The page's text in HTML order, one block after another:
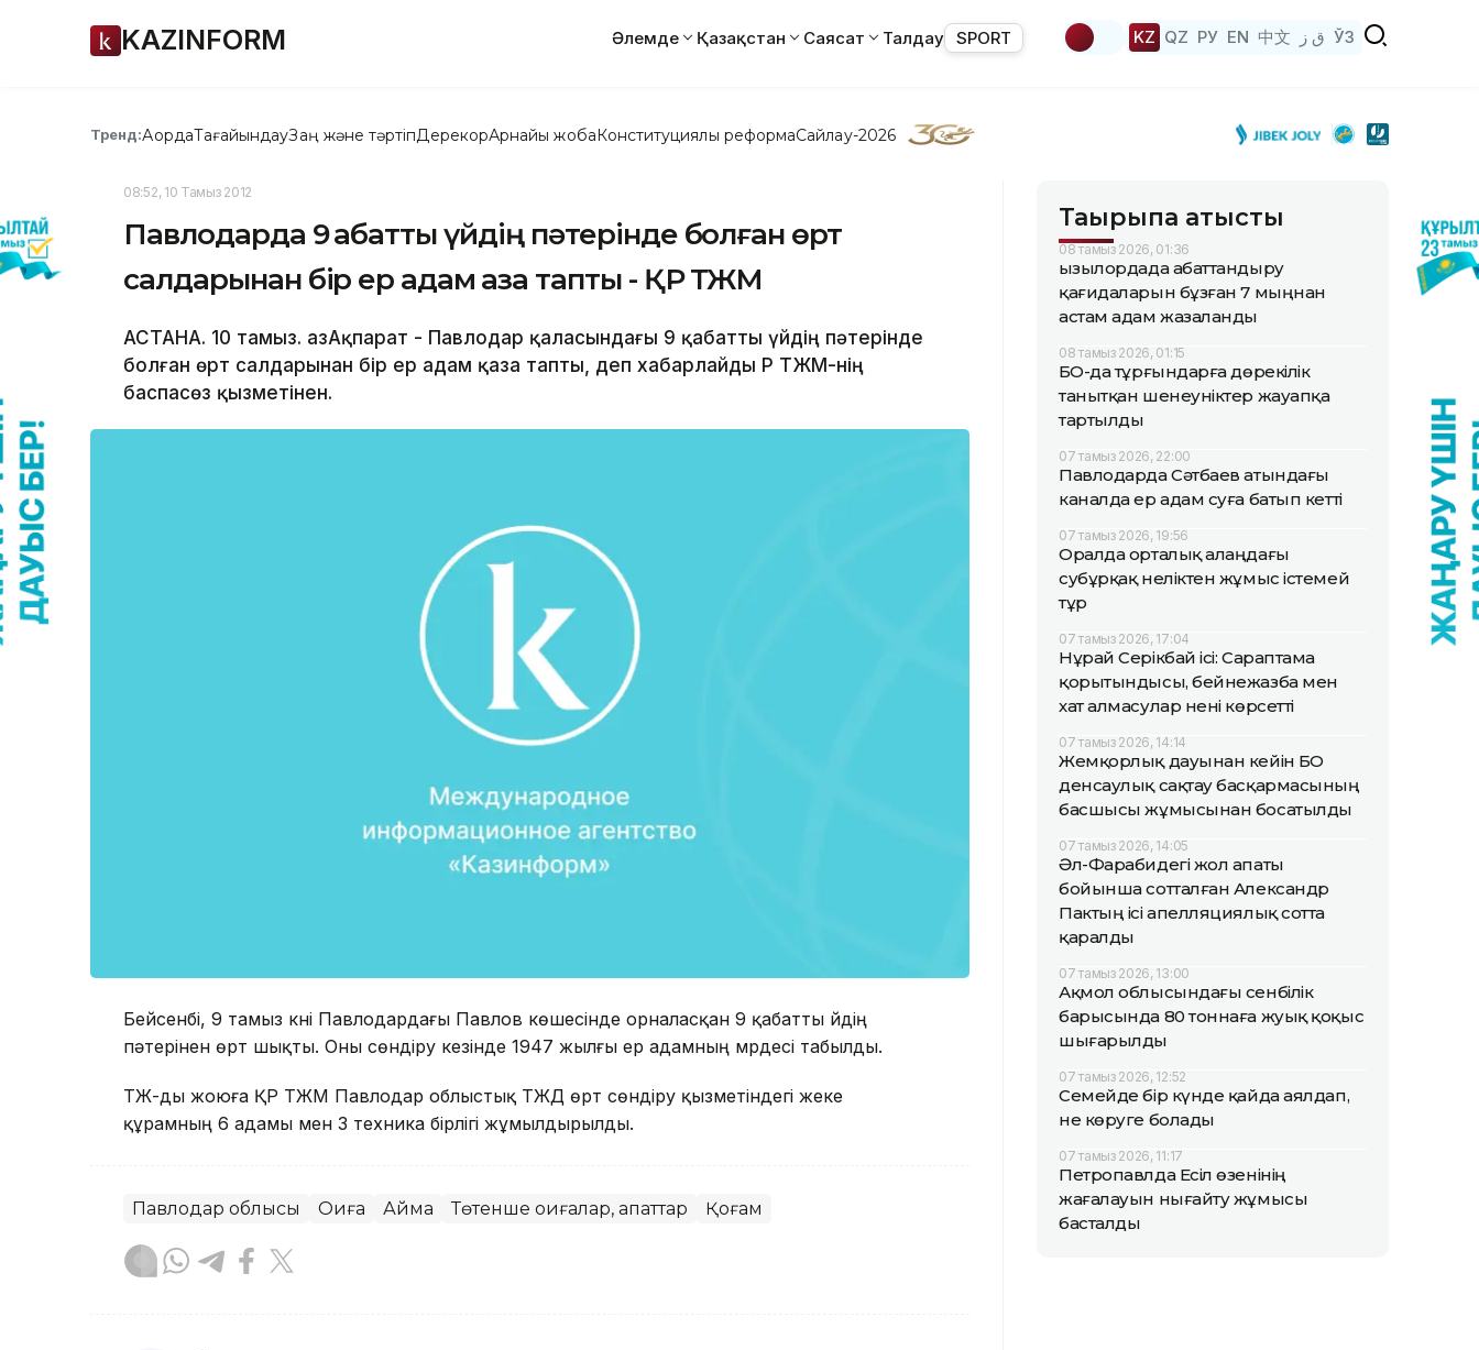
KAZINFORM Әлемде Қазақстан Саясат Талдау SPORT KZ QZ РУ EN 中文 ق ز ЎЗ
Тренд:АқордаТағайындауЗаң және тәртіпДерекқорАрнайы жобаКонституциялық реформаСайлау-2026
08:52, 10 Тамыз 2012
Павлодарда 9 қабатты үйдің пәтерінде болған өрт
салдарынан бір ер адам қаза тапты - ҚР ТЖМ
АСТАНА. 10 тамыз. ҚазАқпарат - Павлодар қаласындағы 9 қабатты үйдің пәтерінде
болған өрт салдарынан бір ер адам қаза тапты, деп хабарлайды ҚР ТЖМ-нің
баспасөз қызметінен.
Бейсенбі, 9 тамыз күні Павлодардағы Павлов көшесінде орналасқан 9 қабатты үйдің
пәтерінен өрт шықты. Оны сөндіру кезінде 1947 жылғы ер адамның мүрдесі табылды.
ТЖ-ды жоюға ҚР ТЖМ Павлодар облыстық ТЖД өрт сөндіру қызметіндегі жеке
құрамның 6 адамы мен 3 техника бірлігі жұмылдырылды.
Павлодар облысы Оқиға Аймақ Төтенше оқиғалар, апаттар Қоғам
Тақырыпқа қатысты
08 тамыз 2026, 01:36
Қызылордада абаттандыру
қағидаларын бұзған 7 мыңнан
астам адам жазаланды
08 тамыз 2026, 01:15
БҚО-да тұрғындарға дөрекілік
танытқан шенеуніктер жауапқа
тартылды
07 тамыз 2026, 22:00
Павлодарда Сәтбаев атындағы
каналда ер адам суға батып кетті
07 тамыз 2026, 19:56
Оралда орталық алаңдағы
субұрқақ неліктен жұмыс істемей
тұр
07 тамыз 2026, 17:04
Нұрай Серікбай ісі: Сараптама
қорытындысы, бейнежазба мен
хат алмасулар нені көрсетті
07 тамыз 2026, 14:14
Жемқорлық дауынан кейін БҚО
денсаулық сақтау басқармасының
басшысы жұмысынан босатылды
07 тамыз 2026, 14:05
Әл-Фарабидегі жол апаты
бойынша сотталған Александр
Пактың ісі апелляциялық сотта
қаралды
07 тамыз 2026, 13:00
Ақмол облысындағы сенбілік
барысында 80 тоннаға жуық қоқыс
шығарылды
07 тамыз 2026, 12:52
Семейде бір күнде қайда аялдап,
не көруге болады
07 тамыз 2026, 11:17
Петропавлда Есіл өзенінің
жағалауын нығайту жұмысы
басталды